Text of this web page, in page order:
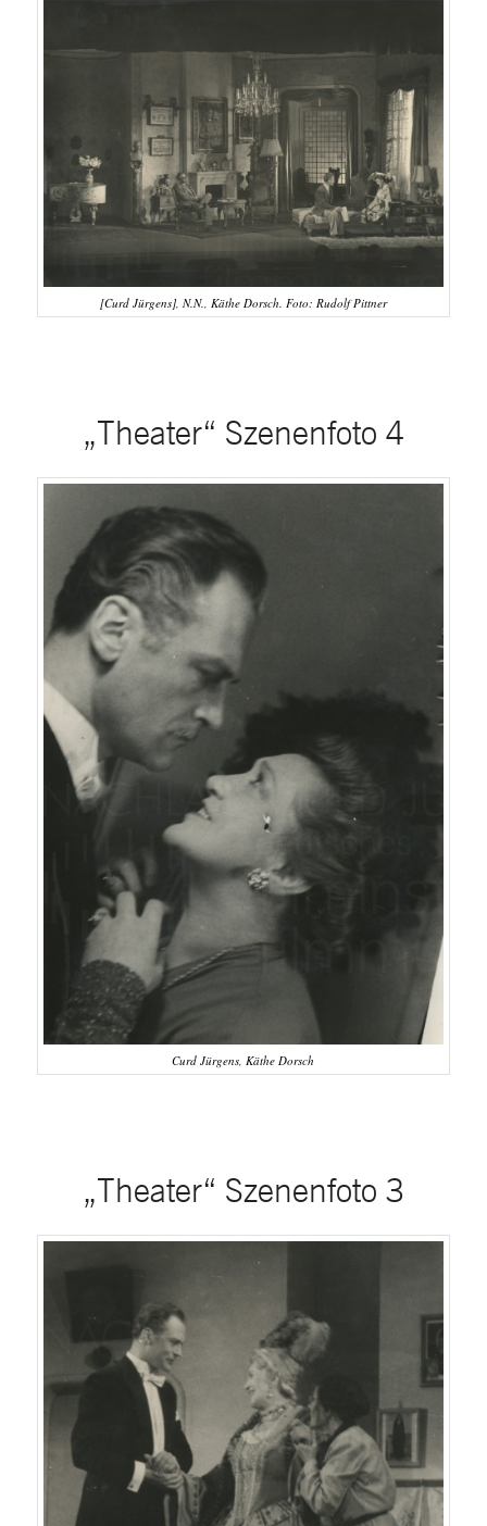
[Curd Jürgens], N.N., Käthe Dorsch. Foto: Rudolf Pittner
„Theater“ Szenenfoto 4
Curd Jürgens, Käthe Dorsch
„Theater“ Szenenfoto 3